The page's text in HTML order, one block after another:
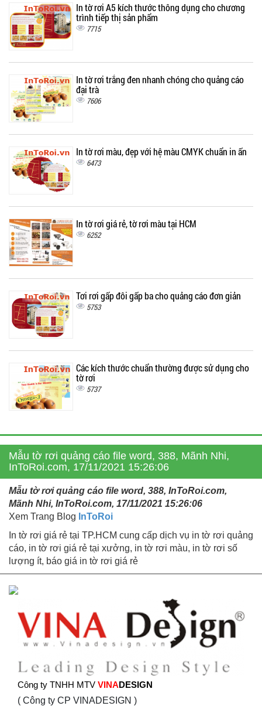
In tờ rơi A5 kích thước thông dụng cho chương
trình tiếp thị sản phẩm
7715
In tờ rơi trắng đen nhanh chóng cho quảng cáo
đại trà
7606
In tờ rơi màu, đẹp với hệ màu CMYK chuẩn in ấn
6473
In tờ rơi giá rẻ, tờ rơi màu tại HCM
6252
Tơi rơi gấp đôi gấp ba cho quảng cáo đơn giản
5753
Các kích thước chuẩn thường được sử dụng cho
tờ rơi
5737
Mẫu tờ rơi quảng cáo file word, 388, Mãnh Nhi,
InToRoi.com, 17/11/2021 15:26:06
Mẫu tờ rơi quảng cáo file word, 388, InToRoi.com,
Mãnh Nhi, InToRoi.com, 17/11/2021 15:26:06
Xem Trang Blog InToRoi
In tờ rơi giá rẻ tại TP.HCM cung cấp dịch vụ in tờ rơi quảng
cáo, in tờ rơi giá rẻ tại xưởng, in tờ rơi màu, in tờ rơi số
lượng ít, báo giá in tờ rơi giá rẻ
Công ty TNHH MTV VINADESIGN
( Công ty CP VINADESIGN )